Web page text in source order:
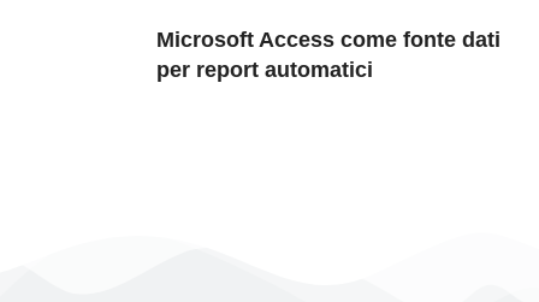
Microsoft Access come fonte dati
per report automatici